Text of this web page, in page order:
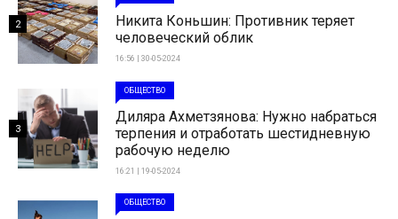
Никита Коньшин: Противник теряет
человеческий облик
16:56 | 30-05-2024
2
ОБЩЕСТВО
Диляра Ахметзянова: Нужно набраться
терпения и отработать шестидневную
рабочую неделю
16:21 | 19-05-2024
3
ОБЩЕСТВО